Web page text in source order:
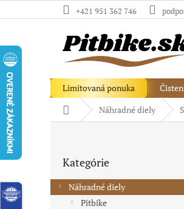
na
+421 951 362 746
Limitovaná ponuka
DomovNáhradné diely
ý
p
kategórie
Kategórie
Náhradné diely
Pitbike